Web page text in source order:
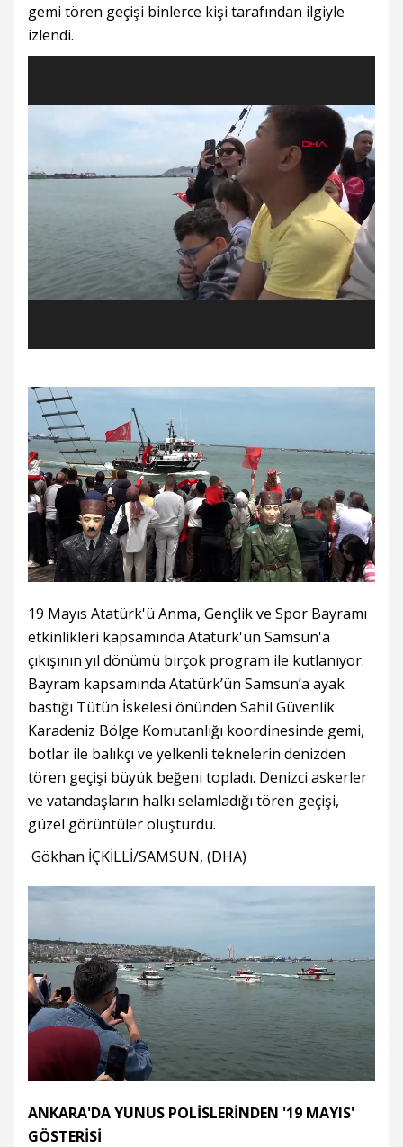
gemi tören geçişi binlerce kişi tarafından ilgiyle
izlendi.
19 Mayıs Atatürk'ü Anma, Gençlik ve Spor Bayramı
etkinlikleri kapsamında Atatürk'ün Samsun'a
çıkışının yıl dönümü birçok program ile kutlanıyor.
Bayram kapsamında Atatürk’ün Samsun’a ayak
bastığı Tütün İskelesi önünden Sahil Güvenlik
Karadeniz Bölge Komutanlığı koordinesinde gemi,
botlar ile balıkçı ve yelkenli teknelerin denizden
tören geçişi büyük beğeni topladı. Denizci askerler
ve vatandaşların halkı selamladığı tören geçişi,
güzel görüntüler oluşturdu.
Gökhan İÇKİLLİ/SAMSUN, (DHA)
ANKARA'DA YUNUS POLİSLERİNDEN '19 MAYIS'
GÖSTERİSİ